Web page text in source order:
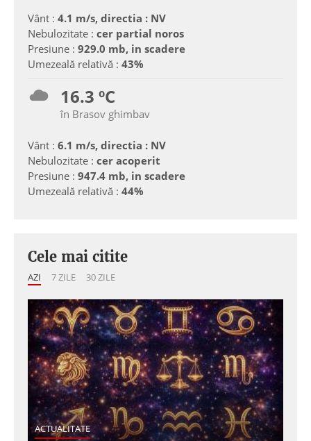
Vânt : 4.1 m/s, directia : NV
Nebulozitate : cer partial noros
Presiune : 929.0 mb, in scadere
Umezeală relativă : 43%
16.3 ºC
în Brasov ghimbav
Vânt : 6.1 m/s, directia : NV
Nebulozitate : cer acoperit
Presiune : 947.4 mb, in scadere
Umezeală relativă : 44%
Cele mai citite
AZI 7 ZILE 30 ZILE
ACTUALITATE